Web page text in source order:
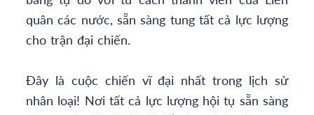
quân các nước, sẵn sàng tung tất cả lực lượng
cho trận đại chiến.
Đây là cuộc chiến vĩ đại nhất trong lịch sử
nhân loại! Nơi tất cả lực lượng hội tụ sẵn sàng